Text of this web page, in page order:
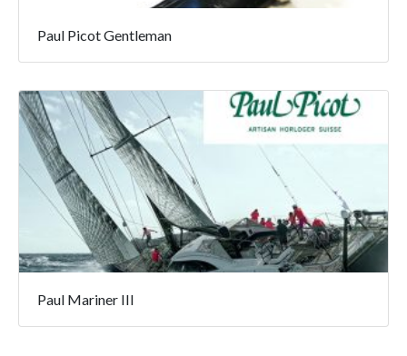
Paul Picot Gentleman
Paul Mariner III